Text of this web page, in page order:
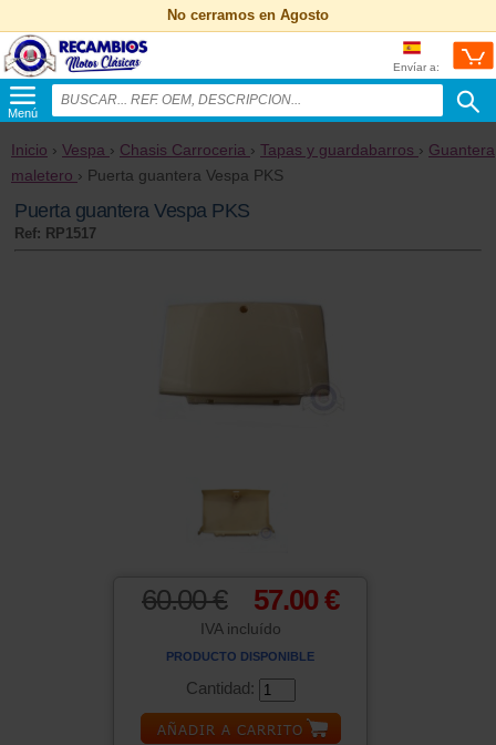
No cerramos en Agosto
Envíar a:
Menú
Inicio › Vespa › Chasis Carroceria › Tapas y guardabarros › Guantera
maletero › Puerta guantera Vespa PKS
Puerta guantera Vespa PKS
Ref: RP1517
60.00 € 57.00 €
IVA incluído
PRODUCTO DISPONIBLE
Cantidad: